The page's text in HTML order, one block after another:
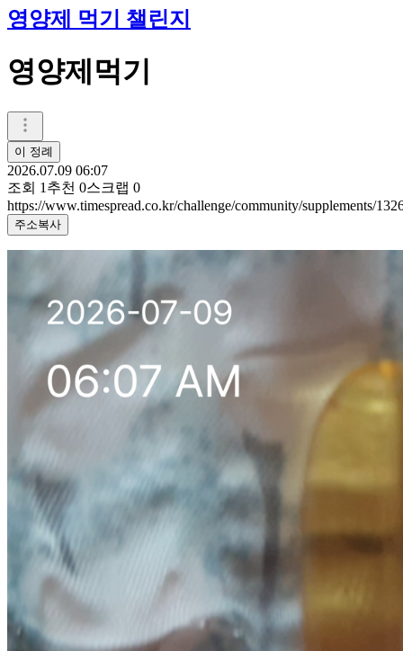
영양제 먹기 챌린지
영양제먹기
이 정례
2026.07.09 06:07
조회 1 추천 0스크랩 0
https://www.timespread.co.kr/challenge/community/supplements/
주소복사